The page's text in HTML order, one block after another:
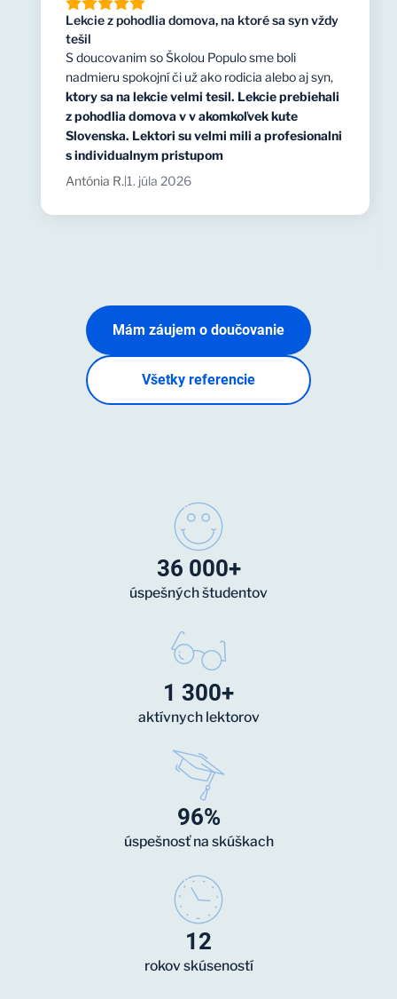
Lekcie z pohodlia domova, na ktoré sa syn vždy
tešil
S doucovanim so Školou Populo sme boli
nadmieru spokojní či už ako rodicia alebo aj syn,
ktory sa na lekcie velmi tesil. Lekcie prebiehali
z pohodlia domova v v akomkoľvek kute
Slovenska. Lektori su velmi mili a profesionalni
s individualnym pristupom
Antónia R.|1. júla 2026
Mám záujem o doučovanie
Všetky referencie
36 000+
úspešných študentov
1 300+
aktívnych lektorov
96%
úspešnosť na skúškach
12
rokov skúseností